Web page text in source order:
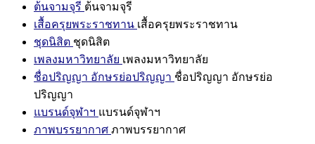
ต้นจามจุรี ต้นจามจุรี
เสื้อครุยพระราชทาน เสื้อครุยพระราชทาน
ชุดนิสิต ชุดนิสิต
เพลงมหาวิทยาลัย เพลงมหาวิทยาลัย
ชื่อปริญญา อักษรย่อปริญญา ชื่อปริญญา อักษรย่อ
ปริญญา
แบรนด์จุฬาฯ แบรนด์จุฬาฯ
ภาพบรรยากาศ ภาพบรรยากาศ